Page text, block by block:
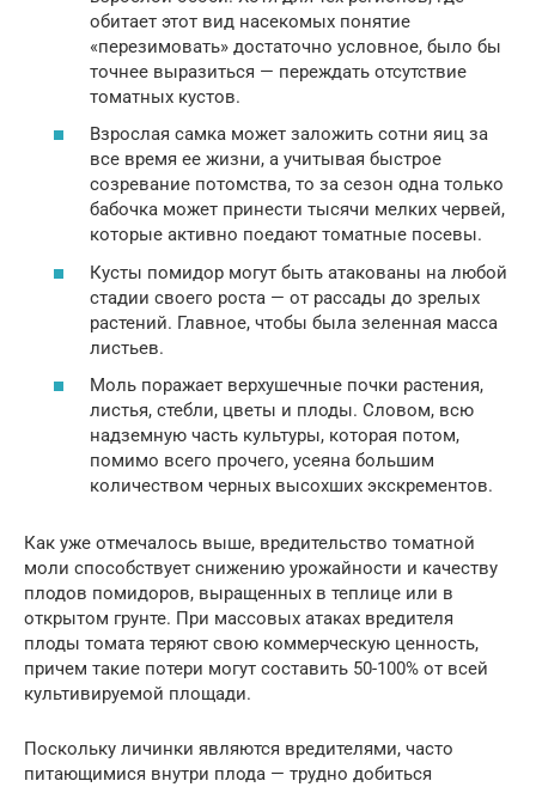
обитает этот вид насекомых понятие
«перезимовать» достаточно условное, было бы
точнее выразиться — переждать отсутствие
томатных кустов.
Взрослая самка может заложить сотни яиц за
все время ее жизни, а учитывая быстрое
созревание потомства, то за сезон одна только
бабочка может принести тысячи мелких червей,
которые активно поедают томатные посевы.
Кусты помидор могут быть атакованы на любой
стадии своего роста — от рассады до зрелых
растений. Главное, чтобы была зеленная масса
листьев.
Моль поражает верхушечные почки растения,
листья, стебли, цветы и плоды. Словом, всю
надземную часть культуры, которая потом,
помимо всего прочего, усеяна большим
количеством черных высохших экскрементов.
Как уже отмечалось выше, вредительство томатной
моли способствует снижению урожайности и качеству
плодов помидоров, выращенных в теплице или в
открытом грунте. При массовых атаках вредителя
плоды томата теряют свою коммерческую ценность,
причем такие потери могут составить 50-100% от всей
культивируемой площади.
Поскольку личинки являются вредителями, часто
питающимися внутри плода — трудно добиться